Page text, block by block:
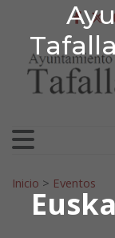
Ir al contenido
Search for:
Inicio > Eventos